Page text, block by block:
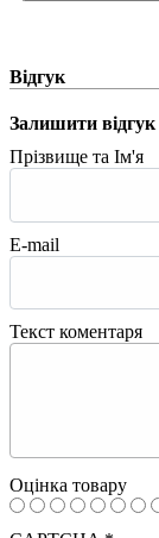
Відгук
Залишити відгук
Прізвище та Ім'я
E-mail
Текст коментаря
Оцінка товару